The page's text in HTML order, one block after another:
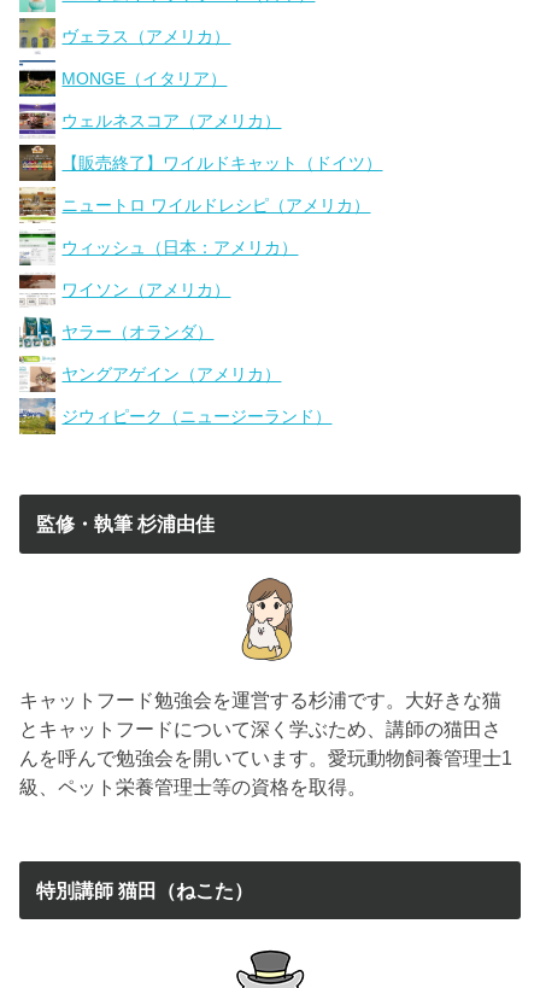
ヴェラス（アメリカ）
MONGE（イタリア）
ウェルネスコア（アメリカ）
【販売終了】ワイルドキャット（ドイツ）
ニュートロ ワイルドレシピ（アメリカ）
ウィッシュ（日本：アメリカ）
ワイソン（アメリカ）
ヤラー（オランダ）
ヤングアゲイン（アメリカ）
ジウィピーク（ニュージーランド）
監修・執筆 杉浦由佳
キャットフード勉強会を運営する杉浦です。大好きな猫
とキャットフードについて深く学ぶため、講師の猫田さ
んを呼んで勉強会を開いています。愛玩動物飼養管理士1
級、ペット栄養管理士等の資格を取得。
特別講師 猫田（ねこた）